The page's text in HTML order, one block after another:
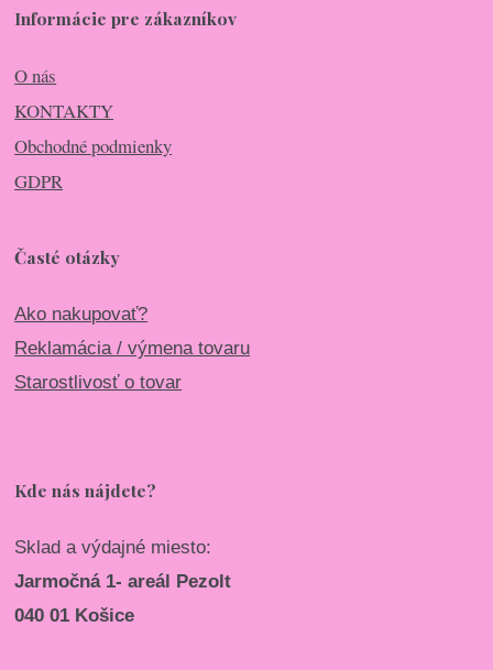
Informácie pre zákazníkov
O nás
KONTAKTY
Obchodné podmienky
GDPR
Časté otázky
Ako nakupovať?
Reklamácia / výmena tovaru
Starostlivosť o tovar
Kde nás nájdete?
Sklad a výdajné miesto:
Jarmočná 1- areál Pezolt
040 01 Košice